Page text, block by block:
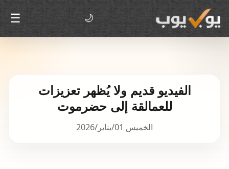
🌙
☰
الفيديو قديم ولا يُظهر تعزيزات
للعمالقة إلى حضرموت
الخميس 01/يناير/2026